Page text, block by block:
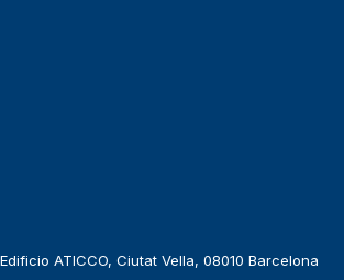
ATICCO, Ciutat Vella, 08010 Barcelona